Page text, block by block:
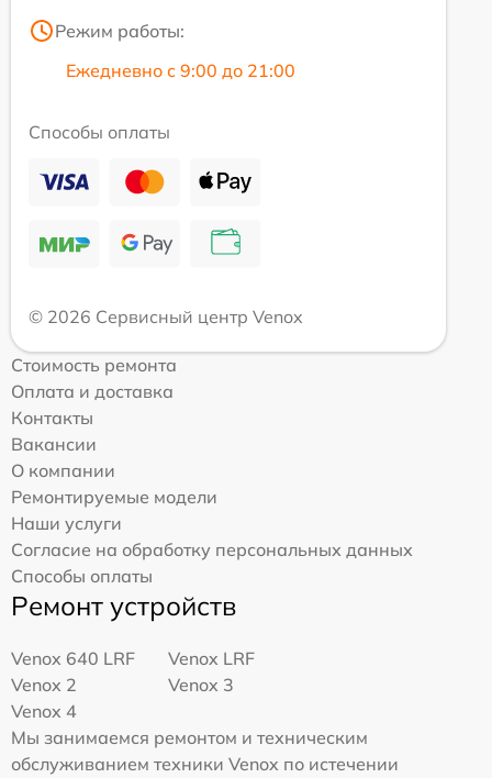
Режим работы:
Ежедневно с 9:00 до 21:00
Способы оплаты
© 2026 Сервисный центр Venox
Стоимость ремонта
Оплата и доставка
Контакты
Вакансии
О компании
Ремонтируемые модели
Наши услуги
Согласие на обработку персональных данных
Способы оплаты
Ремонт устройств
Venox 640 LRF
Venox LRF
Venox 2
Venox 3
Venox 4
Мы занимаемся ремонтом и техническим
обслуживанием техники Venox по истечении